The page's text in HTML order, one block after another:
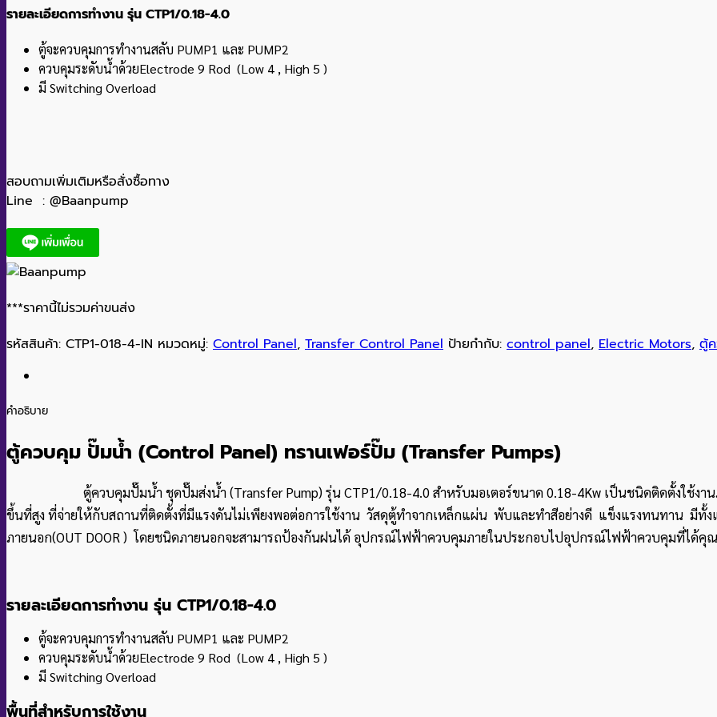
รายละเอียดการทำงาน รุ่น CTP1/0.18-4.0
ตู้จะควบคุมการทำงานสลับ PUMP1 และ PUMP2
ควบคุมระดับน้ำด้วยElectrode 9 Rod (Low 4 , High 5 )
มี Switching Overload
สอบถามเพิ่มเติมหรือสั่งซื้อทาง
Line : @Baanpump
***ราคานี้ไม่รวมค่าขนส่ง
รหัสสินค้า: CTP1-018-4-IN หมวดหมู่: Control Panel, Transfer Control Panel ป้ายกำกับ: control panel, Electric Motors, ตู้
คำอธิบาย
ตู้ควบคุม ปั๊มน้ำ (Control Panel) ทรานเฟอร์ปั๊ม (Transfer Pumps)
ตู้ควบคุมปั๊มน้ำ ชุดปั๊มส่งน้ำ (Transfer Pump) รุ่น CTP1/0.18-4.0 สำหรับมอเตอร์ขนาด 0.18-4Kw เป็นชนิดติดตั้งใช้งา
ขึ้นที่สูง ที่จ่ายให้กับสถานที่ติดตั้งที่มีแรงดันไม่เพียงพอต่อการใช้งาน วัสดุตู้ทำจากเหล็กแผ่น พับและทำสีอย่างดี แข็งแรงทนทาน มีทั้ง
ภายนอก(OUT DOOR ) โดยชนิดภายนอกจะสามารถป้องกันฝนได้ อุปกรณ์ไฟฟ้าควบคุมภายในประกอบไปอุปกรณ์ไฟฟ้าควบคุมที่ได้คุ
รายละเอียดการทำงาน รุ่น CTP1/0.18-4.0
ตู้จะควบคุมการทำงานสลับ PUMP1 และ PUMP2
ควบคุมระดับน้ำด้วยElectrode 9 Rod (Low 4 , High 5 )
มี Switching Overload
พื้นที่สำหรับการใช้งาน